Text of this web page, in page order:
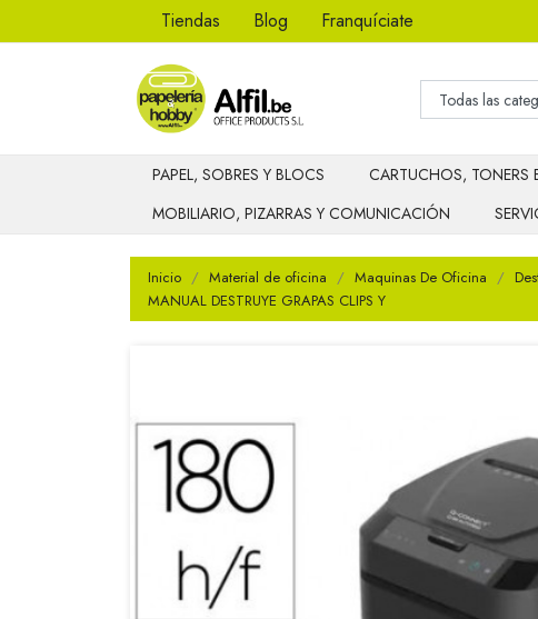
Tiendas Blog Franquíciate
PAPEL, SOBRES Y BLOCS CARTUCHOS, TONERS
MOBILIARIO, PIZARRAS Y COMUNICACIÓN
Inicio Material de oficina Maquinas De Oficina
MANUAL DESTRUYE GRAPAS CLIPS Y